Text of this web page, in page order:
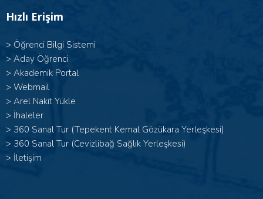
Hızlı Erişim
> Öğrenci Bilgi Sistemi
> Aday Öğrenci
> Akademik Portal
> Webmail
> Arel Nakit Yükle
> İhaleler
> 360 Sanal Tur (Tepekent Kemal Gözükara Yerleşkesi)
> 360 Sanal Tur (Cevizlibağ Sağlık Yerleşkesi)
> İletişim